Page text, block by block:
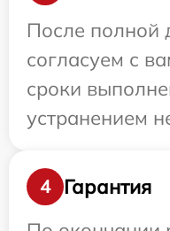
После полной
согласуем с
сроки
устранением
4
Гарантия